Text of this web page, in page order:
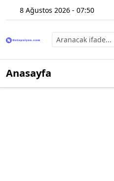
8 Ağustos 2026 - 07:50
Anasayfa